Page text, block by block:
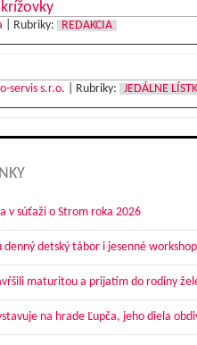
Rubriky: REDAKCIA
servis s.r.o. Rubriky: JEDÁLNE
v súťaži o Strom roka 2026
detský tábor i jesenné
maturitou a prijatím do rodiny
na hrade Ľupča, jeho diela